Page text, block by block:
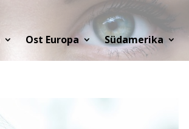
Ost Europa Südamerika